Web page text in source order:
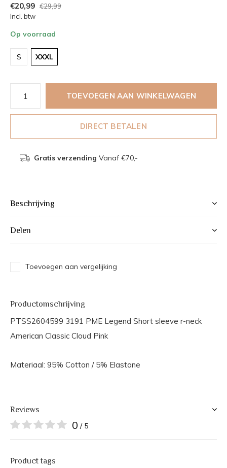
€20,99 €29,99
Incl. btw
Op voorraad
S XXXL
TOEVOEGEN AAN WINKELWAGEN
DIRECT BETALEN
Gratis verzending Vanaf €70,-
Beschrijving
Delen
Toevoegen aan vergelijking
Productomschrijving
PTSS2604599 3191 PME Legend Short sleeve r-neck
American Classic Cloud Pink
Materiaal: 95% Cotton / 5% Elastane
Reviews
0 / 5
Product tags